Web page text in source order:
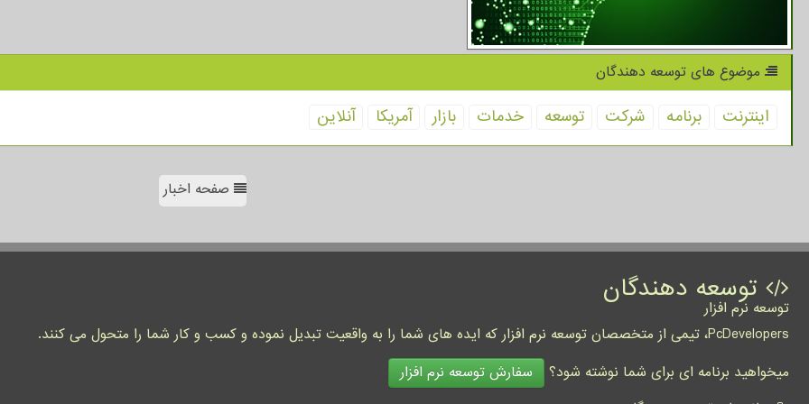
موضوع های توسعه دهندگان
اینترنت برنامه شركت توسعه خدمات بازار آمریكا آنلاین
صفحه اخبار
توسعه دهندگان
توسعه نرم افزار
PcDevelopers، تیمی از متخصصان توسعه نرم افزار که ایده های شما را به واقعیت تبدیل نموده و کسب و کار شما را متحول می کنند.
میخواهید برنامه ای برای شما نوشته شود؟
سفارش توسعه نرم افزار